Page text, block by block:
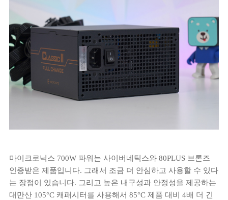
마이크로닉스 700W 파워는 사이버네틱스와 80PLUS 브론즈
인증받은 제품입니다. 그래서 조금 더 안심하고 사용할 수 있다
는 장점이 있습니다. 그리고 높은 내구성과 안정성을 제공하는
대만산 105°C 캐패시터를 사용해서 85°C 제품 대비 4배 더 긴